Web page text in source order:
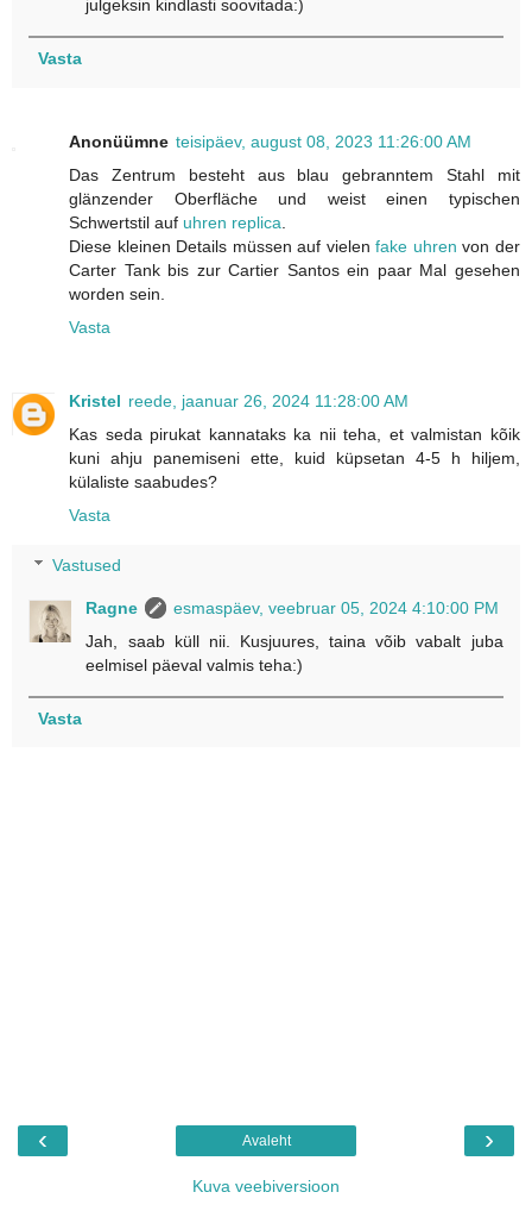
julgeksin kindlasti soovitada:)
Vasta
Anonüümne teisipäev, august 08, 2023 11:26:00 AM
Das Zentrum besteht aus blau gebranntem Stahl mit
glänzender Oberfläche und weist einen typischen
Schwertstil auf uhren replica.
Diese kleinen Details müssen auf vielenfake uhren von der
Carter Tank bis zur Cartier Santos ein paar Mal gesehen
worden sein.
Vasta
Kristel reede, jaanuar 26, 2024 11:28:00 AM
Kas seda pirukat kannataks ka nii teha, et valmistan kõik
kuni ahju panemiseni ette, kuid küpsetan 4-5 h hiljem,
külaliste saabudes?
Vasta
Vastused
Ragne
esmaspäev, veebruar 05, 2024 4:10:00 PM
Jah, saab küll nii. Kusjuures, taina võib vabalt juba
eelmisel päeval valmis teha:)
Vasta
‹ ›
Avaleht
Kuva veebiversioon